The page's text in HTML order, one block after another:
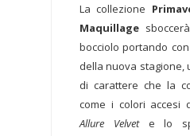
La collezione
Maquillage
bocciolo portando
della nuova stagione,
di carattere che la
come i colori accesi
Allure Velvete lo